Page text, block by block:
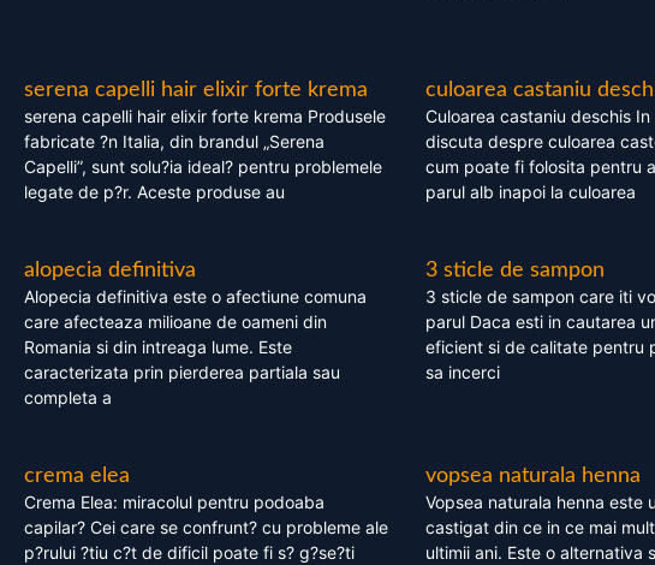
serena capelli hair elixir forte krema
serena capelli hair elixir forte krema Produsele
fabricate ?n Italia, din brandul „Serena
Capelli”, sunt solu?ia ideal? pentru problemele
legate de p?r. Aceste produse au
culoarea castaniu
Culoarea castaniu deschis
discuta despre culoarea
cum poate fi folosita pentru
parul alb inapoi la culoarea
alopecia definitiva
Alopecia definitiva este o afectiune comuna
care afecteaza milioane de oameni din
Romania si din intreaga lume. Este
caracterizata prin pierderea partiala sau
completa a
3 sticle de sampon
3 sticle de sampon care iti
parul Daca esti in cautarea
eficient si de calitate pentru
sa incerci
crema elea
Crema Elea: miracolul pentru podoaba
capilar? Cei care se confrunt? cu probleme ale
p?rului ?tiu c?t de dificil poate fi s? g?se?ti
vopsea naturala henna
Vopsea naturala henna este
castigat din ce in ce mai
ultimii ani. Este o alternativa